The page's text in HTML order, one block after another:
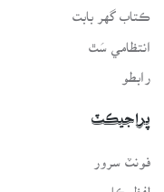
ڪتاب گهر بابت
انتظامي سَٿ
رابطو
پراجيڪٽ
لفظيڪار